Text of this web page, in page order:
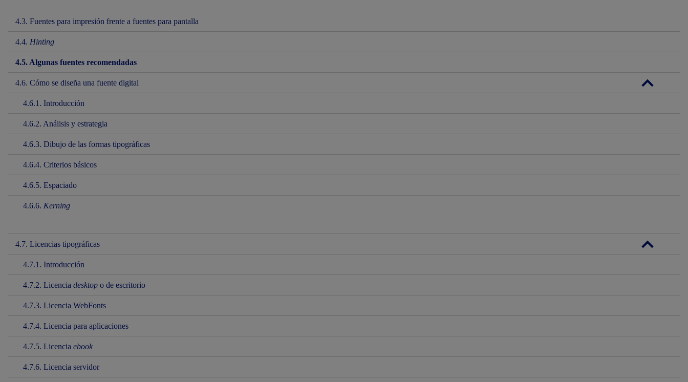
4.3. Fuentes para impresión frente a fuentes para pantalla
4.4. Hinting
4.5. Algunas fuentes recomendadas
4.6. Cómo se diseña una fuente digital
4.6.1. Introducción
4.6.2. Análisis y estrategia
4.6.3. Dibujo de las formas tipográficas
4.6.4. Criterios básicos
4.6.5. Espaciado
4.6.6. Kerning
4.7. Licencias tipográficas
4.7.1. Introducción
4.7.2. Licencia desktop o de escritorio
4.7.3. Licencia WebFonts
4.7.4. Licencia para aplicaciones
4.7.5. Licencia ebook
4.7.6. Licencia servidor